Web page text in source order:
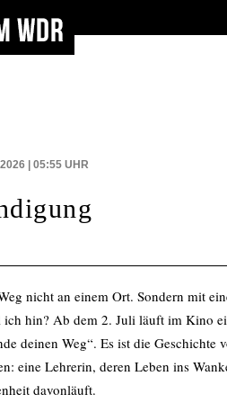
| 05:55 UHR
nicht an einem Ort. Sondern mit
hin? Ab dem 2. Juli läuft im Kino
deinen Weg“. Es ist die
eine Lehrerin, deren Leben ins
davonläuft.